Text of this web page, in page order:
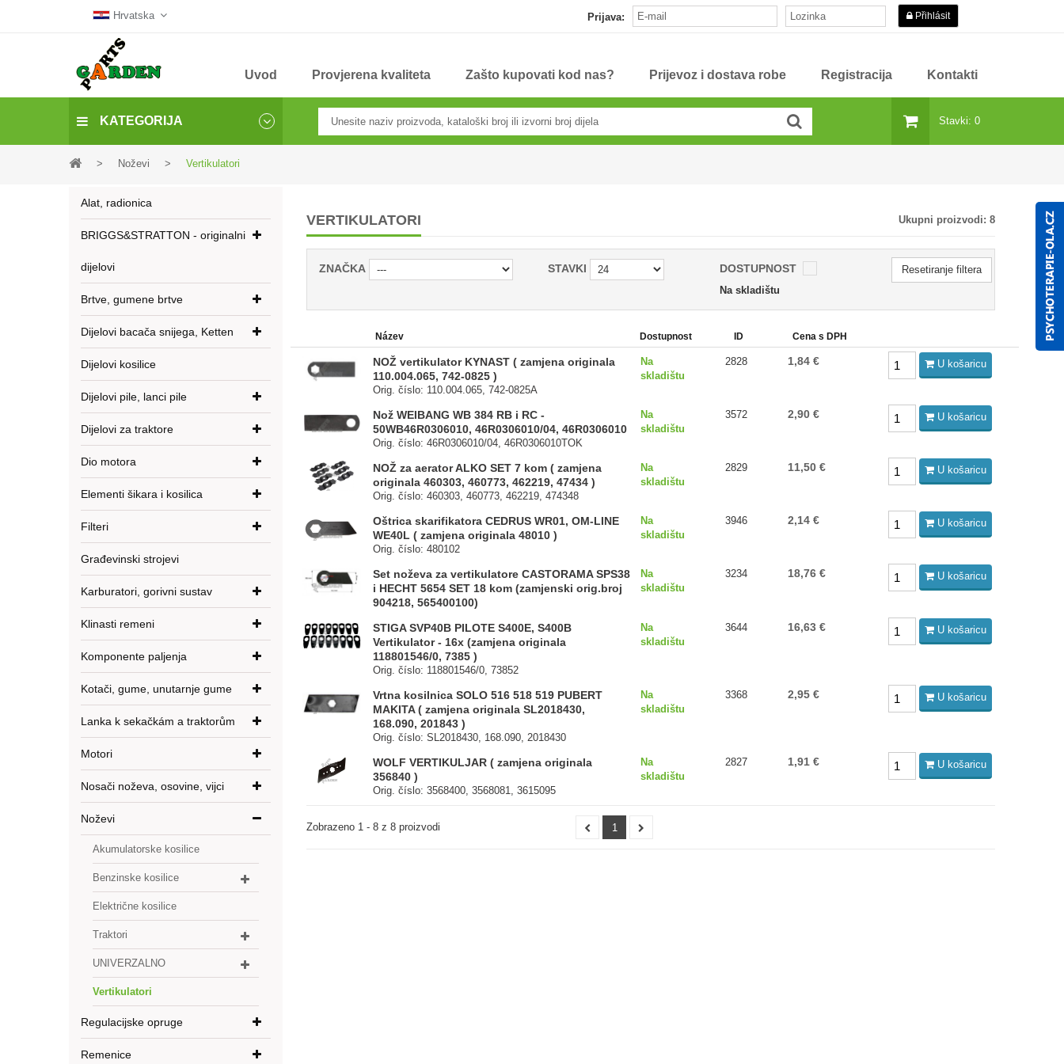
Hrvatska Prijava: Přihlásit
Uvod Provjerena kvaliteta Zašto kupovati kod nas? Prijevoz i dostava robe Registracija Kontakti
KATEGORIJA Stavki: 0
> Noževi > Vertikulatori
Alat, radionica
BRIGGS&STRATTON - originalni
dijelovi
Brtve, gumene brtve
Dijelovi bacača snijega, Ketten
Dijelovi kosilice
Dijelovi pile, lanci pile
Dijelovi za traktore
Dio motora
Elementi šikara i kosilica
Filteri
Građevinski strojevi
Karburatori, gorivni sustav
Klinasti remeni
Komponente paljenja
Kotači, gume, unutarnje gume
Lanka k sekačkám a traktorům
Motori
Nosači noževa, osovine, vijci
Noževi
Akumulatorske kosilice
Benzinske kosilice
Električne kosilice
Traktori
UNIVERZALNO
Vertikulatori
Regulacijske opruge
Remenice
VERTIKULATORI Ukupni proizvodi: 8
ZNAČKA STAVKI DOSTUPNOST
Na skladištu
Resetiranje filtera
Název Dostupnost ID Cena s DPH
NOŽ vertikulator KYNAST ( zamjena originala
110.004.065, 742-0825 )
Orig. číslo: 110.004.065, 742-0825A
Na
skladištu
2828 1,84 € U košaricu
Nož WEIBANG WB 384 RB i RC -
50WB46R0306010, 46R0306010/04, 46R0306010
Orig. číslo: 46R0306010/04, 46R0306010TOK
Na
skladištu
3572 2,90 € U košaricu
NOŽ za aerator ALKO SET 7 kom ( zamjena
originala 460303, 460773, 462219, 47434 )
Orig. číslo: 460303, 460773, 462219, 474348
Na
skladištu
2829 11,50 € U košaricu
Oštrica skarifikatora CEDRUS WR01, OM-LINE
WE40L ( zamjena originala 48010 )
Orig. číslo: 480102
Na
skladištu
3946 2,14 € U košaricu
Set noževa za vertikulatore CASTORAMA SPS38
i HECHT 5654 SET 18 kom (zamjenski orig.broj
904218, 565400100)
Na
skladištu
3234 18,76 € U košaricu
STIGA SVP40B PILOTE S400E, S400B
Vertikulator - 16x (zamjena originala
118801546/0, 7385 )
Orig. číslo: 118801546/0, 73852
Na
skladištu
3644 16,63 € U košaricu
Vrtna kosilnica SOLO 516 518 519 PUBERT
MAKITA ( zamjena originala SL2018430,
168.090, 201843 )
Orig. číslo: SL2018430, 168.090, 2018430
Na
skladištu
3368 2,95 € U košaricu
WOLF VERTIKULJAR ( zamjena originala
356840 )
Orig. číslo: 3568400, 3568081, 3615095
Na
skladištu
2827 1,91 € U košaricu
1
Zobrazeno 1 - 8 z 8 proizvodi